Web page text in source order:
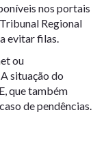
nos portais
Regional
evitar filas.
ou
situação do
que também
de pendências.